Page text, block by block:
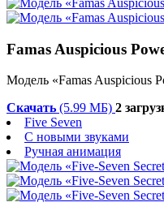
Famas Auspicious
Модель «Famas Auspicious
Скачать (5.99 МБ) 2
Five Seven
С новыми звуками
Ручная анимация